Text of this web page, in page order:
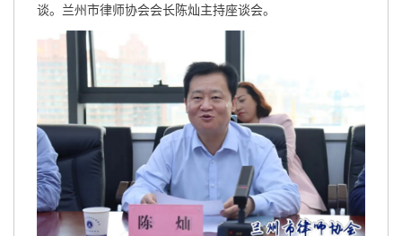
谈。兰州市律师协会会长陈灿主持座谈会。